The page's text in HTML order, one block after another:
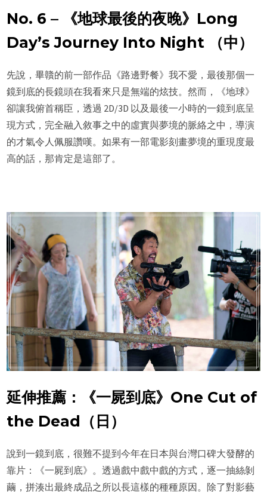
No. 6 – 《地球最後的夜晚》Long
Day’s Journey Into Night （中）
先說，畢贛的前一部作品《路邊野餐》我不愛，最後那個一
鏡到底的長鏡頭在我看來只是無端的炫技。然而，《地球》
卻讓我俯首稱臣，透過 2D/3D 以及最後一小時的一鏡到底呈
現方式，完全融入敘事之中的虛實與夢境的脈絡之中，導演
的才氣令人佩服讚嘆。如果有一部電影刻畫夢境的重現度最
高的話，那肯定是這部了。
延伸推薦：《一屍到底》One Cut of
the Dead（日）
說到一鏡到底，很難不提到今年在日本與台灣口碑大發酵的
靠片：《一屍到底》。透過戲中戲中戲的方式，逐一抽絲剝
繭，拼湊出最終成品之所以長這樣的種種原因。除了對影藝